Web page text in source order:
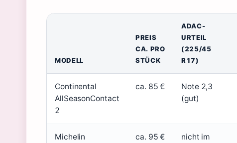
MODELL
PREIS
CA. PRO
STÜCK
ADAC-
URTEIL
(225/45
R17)
Continental
AllSeasonContact
2
ca. 85 €
Note 2,3
(gut)
Michelin
ca. 95 €
nicht im